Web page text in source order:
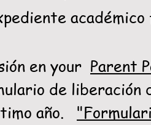
académico
en your Parent
de liberación
año.